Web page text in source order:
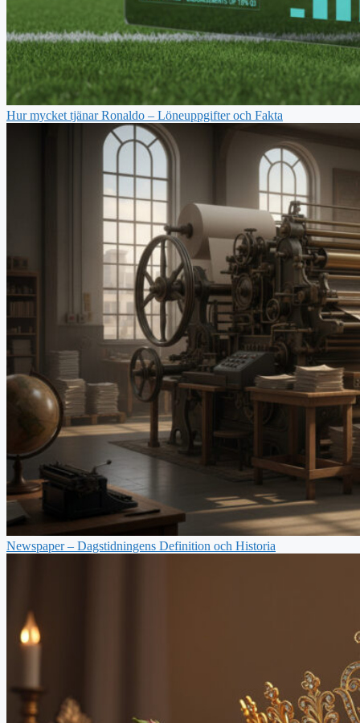
Hur mycket tjänar Ronaldo – Löneuppgifter och Fakta
Newspaper – Dagstidningens Definition och Historia